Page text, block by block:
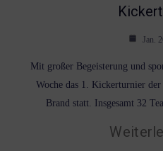
Jan.
Mit großer Begeisterung und
Woche das 1. Kickerturnier
Brand statt. Insgesamt 32